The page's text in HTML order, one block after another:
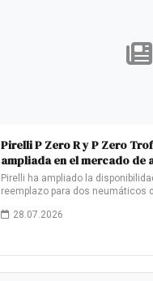
Pirelli P Zero R y P Zero
ampliada en el mercado de
Pirelli ha ampliado la
reemplazo para dos neumáticos
28.07.2026